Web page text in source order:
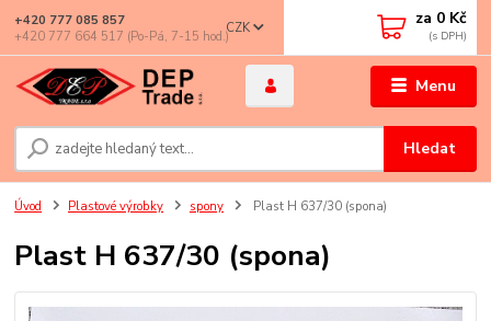
Menu
CZK
Hledat
+420 777 085 857
+420 777 664 517 (Po-Pá, 7-15 hod.)
za 0 Kč
Úvod Plastové výrobky spony Plast H 637/30 (spona)
Plast H 637/30 (spona)